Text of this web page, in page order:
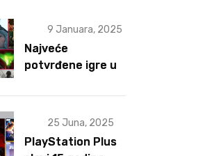
9 Januara, 2025
Najveće
potvrđene igre u
25 Juna, 2025
PlayStation Plus